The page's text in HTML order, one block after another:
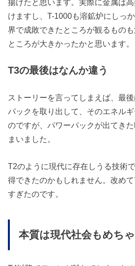
けますし、T-1000も溶鉱炉にしっ
界で成敗できたところが観るもの
ところが大きかったかと思います。
T3の最後はなんか違う
ストーリーを言ってしまえば、最
パックを取り出して、そのエネル
のですが、パワーパックが出てき
まいました。
T2のように現代に存在しうる技術
得できたのかもしれません。改め
すぎたのです。
本質は現代社会もめち